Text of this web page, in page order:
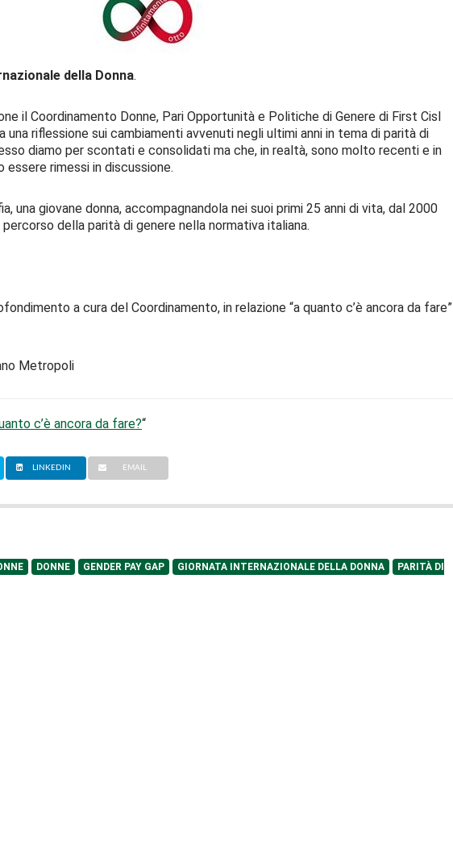
della Donna.
il Coordinamento Donne, Pari Opportunità e Politiche di Genere di First Cisl
riflessione sui cambiamenti avvenuti negli ultimi anni in tema di parità di
diamo per scontati e consolidati ma che, in realtà, sono molto recenti e in
rimessi in discussione.
una giovane donna, accompagnandola nei suoi primi 25 anni di vita, dal 2000
della parità di genere nella normativa italiana.
a cura del Coordinamento, in relazione “a quanto c’è ancora da fare”
Metropoli
c’è ancora da fare?“
LINKEDIN EMAIL
DONNE GENDER PAY GAP GIORNATA INTERNAZIONALE DELLA DONNA
PARITÀ DI